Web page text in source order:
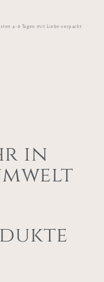
4-8 Tagen mit Liebe verpackt
in